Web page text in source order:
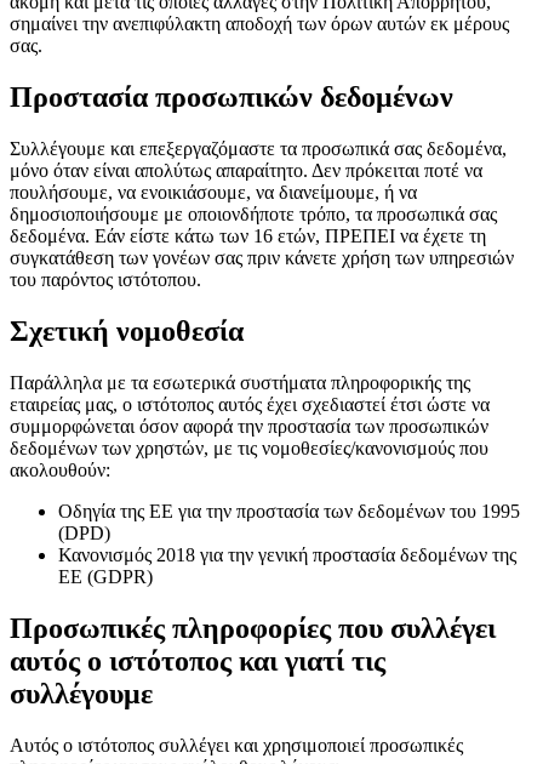
σημαίνει την ανεπιφύλακτη αποδοχή των όρων αυτών εκ μέρους
σας.
Προστασία προσωπικών δεδομένων
Συλλέγουμε και επεξεργαζόμαστε τα προσωπικά σας δεδομένα,
μόνο όταν είναι απολύτως απαραίτητο. Δεν πρόκειται ποτέ να
πουλήσουμε, να ενοικιάσουμε, να διανείμουμε, ή να
δημοσιοποιήσουμε με οποιονδήποτε τρόπο, τα προσωπικά σας
δεδομένα. Εάν είστε κάτω των 16 ετών, ΠΡΕΠΕΙ να έχετε τη
συγκατάθεση των γονέων σας πριν κάνετε χρήση των υπηρεσιών
του παρόντος ιστότοπου.
Σχετική νομοθεσία
Παράλληλα με τα εσωτερικά συστήματα πληροφορικής της
εταιρείας μας, ο ιστότοπος αυτός έχει σχεδιαστεί έτσι ώστε να
συμμορφώνεται όσον αφορά την προστασία των προσωπικών
δεδομένων των χρηστών, με τις νομοθεσίες/κανονισμούς που
ακολουθούν:
Οδηγία της ΕΕ για την προστασία των δεδομένων του 1995
(DPD)
Κανονισμός 2018 για την γενική προστασία δεδομένων της
ΕΕ (GDPR)
Προσωπικές πληροφορίες που συλλέγει
αυτός ο ιστότοπος και γιατί τις
συλλέγουμε
Αυτός ο ιστότοπος συλλέγει και χρησιμοποιεί προσωπικές